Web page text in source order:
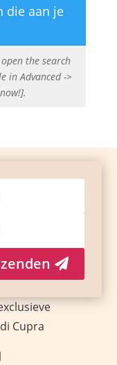
die aan je
the search
in Advanced ->
Cupra